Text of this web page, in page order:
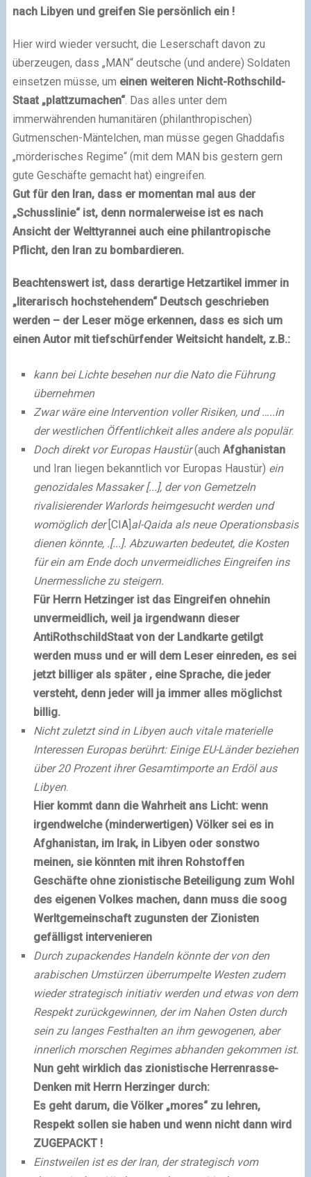
nach Libyen und greifen Sie persönlich ein !
Hier wird wieder versucht, die Leserschaft davon zu
überzeugen, dass „MAN“ deutsche (und andere) Soldaten
einsetzen müsse, um einen weiteren Nicht-Rothschild-
Staat „plattzumachen“. Das alles unter dem
immerwährenden humanitären (philanthropischen)
Gutmenschen-Mäntelchen, man müsse gegen Ghaddafis
„mörderisches Regime“ (mit dem MAN bis gestern gern
gute Geschäfte gemacht hat) eingreifen.
Gut für den Iran, dass er momentan mal aus der
„Schusslinie“ ist, denn normalerweise ist es nach
Ansicht der Welttyrannei auch eine philantropische
Pflicht, den Iran zu bombardieren.
Beachtenswert ist, dass derartige Hetzartikel immer in
„literarisch hochstehendem“ Deutsch geschrieben
werden – der Leser möge erkennen, dass es sich um
einen Autor mit tiefschürfender Weitsicht handelt, z.B.:
kann bei Lichte besehennur die Nato die Führung
übernehmen
Zwar wäre eine Intervention voller Risiken, und …..in
der westlichen Öffentlichkeitalles andere als populär.
Doch direkt vor Europas Haustür(auch Afghanistan
und Iran liegen bekanntlich vor Europas Haustür) ein
genozidales Massaker[...], der von Gemetzeln
rivalisierender Warlords heimgesucht werden und
womöglichder [CIA] al-Qaida als neue Operationsbasis
dienen könnte, .[...]. Abzuwarten bedeutet, die Kosten
für ein am Ende doch unvermeidliches Eingreifen ins
Unermessliche zu steigern.
Für Herrn Hetzinger ist das Eingreifen ohnehin
unvermeidlich, weil ja irgendwann dieser
AntiRothschildStaat von der Landkarte getilgt
werden muss und er will dem Leser einreden, es sei
jetzt billiger als später , eine Sprache, die jeder
versteht, denn jeder will ja immer alles möglichst
billig.
Nicht zuletzt sind in Libyen auch vitale materielle
Interessen Europas berührt: Einige EU-Länder beziehen
über 20 Prozent ihrer Gesamtimporte an Erdöl aus
Libyen.
Hier kommt dann die Wahrheit ans Licht: wenn
irgendwelche (minderwertigen) Völker sei es in
Afghanistan, im Irak, in Libyen oder sonstwo
meinen, sie könnten mit ihren Rohstoffen
Geschäfte ohne zionistische Beteiligung zum Wohl
des eigenen Volkes machen, dann muss die soog
Werltgemeinschaft zugunsten der Zionisten
gefälligst intervenieren
DurchzupackendesHandeln könnte der von den
arabischen Umstürzen überrumpelte Westen zudem
wieder strategisch initiativ werden und etwas von dem
Respekt zurückgewinnen, der im Nahen Osten durch
sein zu langes Festhalten an ihm gewogenen, aber
innerlich morschen Regimes abhanden gekommen ist.
Nun geht wirklich das zionistische Herrenrasse-
Denken mit Herrn Herzinger durch:
Es geht darum, die Völker „mores“ zu lehren,
Respekt sollen sie haben und wenn nicht dann wird
ZUGEPACKT !
Einstweilen ist es der Iran, der strategisch vom